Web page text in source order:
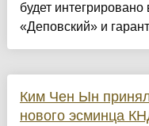
будет интегрировано
«Деповский» и
Ким Чен Ын
нового эсминца